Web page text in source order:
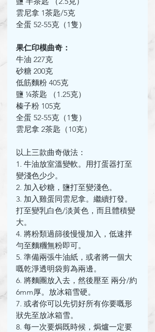
雲尼拿 1茶匙/5克
全蛋 52-55克（1隻）
果仁印模曲奇：
牛油 227克
砂糖 200克
低筋麵粉 405克
鹽 ¼茶匙 （1.25克）
榛子粉 105克
全蛋 52-55克（1隻）
雲尼拿 2茶匙（10克）
以上三款曲奇做法：
1. 牛油放室溫變軟。用打蛋器打至
變淺色少少。
2. 加入砂糖，鹽打至變淺色。
3. 加入雞蛋同雲尼拿。繼續打發。
打至變乳白色/淡黃色，而且體積變
大。
4. 將粉類過篩後慢慢加入，低速拌
勻至麵糰無粉即可。
5. 準備兩張牛油紙，或者將一個大
嘅乾淨透明袋剪為兩邊。
6. 將麵團放入去，然後壓至 兩分/約
6mm厚。放冰箱雪硬。
7. 或者你可以先切好所有你要嘅形
狀先至放冰箱雪。
8. 每一次要焗既時候，焗爐一定要